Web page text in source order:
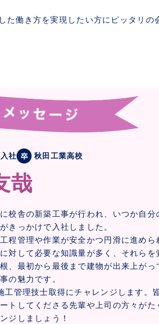
た働き方を実現したい方にピッタリの
社 秋田工業高校
哉
校舎の新築工事が行われ、いつか自分
きっかけで入社しました。
程管理や作業が安全かつ円滑に進めら
対して必要な知識量が多く、それら
、最初から最後まで建物が出来上が
の魅力です。
工管理技士取得にチャレンジします。
トしてくださる先輩や上司の方々が
ジしましょう！